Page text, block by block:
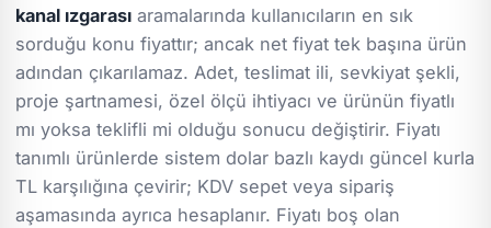
kanal ızgarası aramalarında kullanıcıların en sık
sorduğu konu fiyattır; ancak net fiyat tek başına ürün
adından çıkarılamaz. Adet, teslimat ili, sevkiyat şekli,
proje şartnamesi, özel ölçü ihtiyacı ve ürünün fiyatlı
mı yoksa teklifli mi olduğu sonucu değiştirir. Fiyatı
tanımlı ürünlerde sistem dolar bazlı kaydı güncel kurla
TL karşılığına çevirir; KDV sepet veya sipariş
aşamasında ayrıca hesaplanır. Fiyatı boş olan